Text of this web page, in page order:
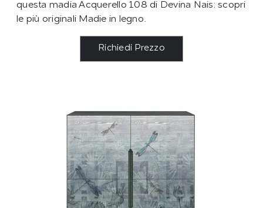
questa madia Acquerello 108 di Devina Nais: scopri
le più originali Madie in legno.
Richiedi Prezzo